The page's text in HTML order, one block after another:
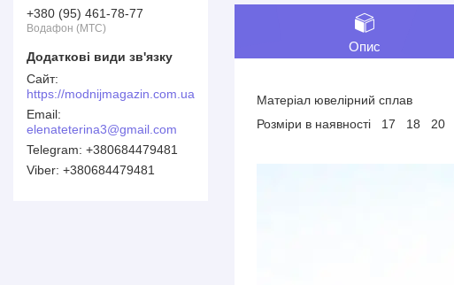
Опис
Матеріал ювелірний сплав
Розміри в наявності 17 18 20
+380 (95) 461-78-77
Водафон (МТС)
https://modnijmagazin.com.ua
elenateterina3@gmail.com
+380684479481
+380684479481